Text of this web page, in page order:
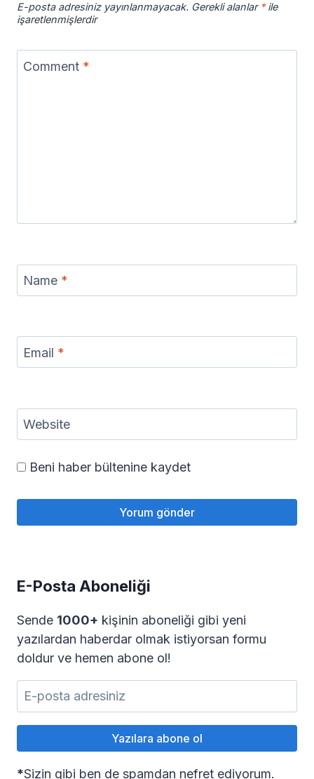
E-posta adresiniz yayınlanmayacak. Gerekli alanlar *ile
işaretlenmişlerdir
Comment *
Name *
Email *
Website
Beni haber bültenine kaydet
E-Posta Aboneliği
Sende 1000+ kişinin aboneliği gibi yeni
yazılardan haberdar olmak istiyorsan formu
doldur ve hemen abone ol!
*Sizin gibi ben de spamdan nefret ediyorum.